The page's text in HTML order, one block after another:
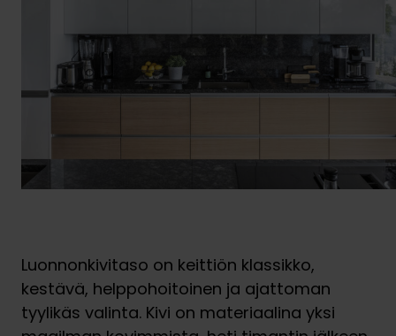
Luonnonkivitaso on keittiön klassikko,
kestävä, helppohoitoinen ja ajattoman
tyylikäs valinta. Kivi on materiaalina yksi